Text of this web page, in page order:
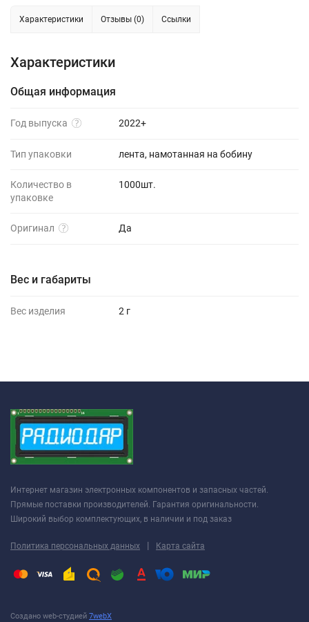
Характеристики Отзывы (0) Ссылки
Характеристики
Общая информация
Год выпуска 2022+
Тип упаковки лента, намотанная на бобину
Количество в
упаковке
1000шт.
Оригинал Да
Вес и габариты
Вес изделия 2 г
Интернет магазин электронных компонентов и запасных частей.
Прямые поставки производителей. Гарантия оригинальности.
Широкий выбор комплектующих, в наличии и под заказ
Политика персональных данных | Карта сайта
Создано web-студией 7webX